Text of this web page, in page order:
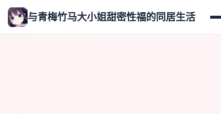
与青梅竹马大小姐甜密性福的同居生活